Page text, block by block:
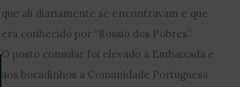
que ali diariamente se encontravam e que
era conhecido por “Rossio dos Pobres”.
O posto consular foi elevado a Embaixada e
aos bocadinhos a Comunidade Portuguesa